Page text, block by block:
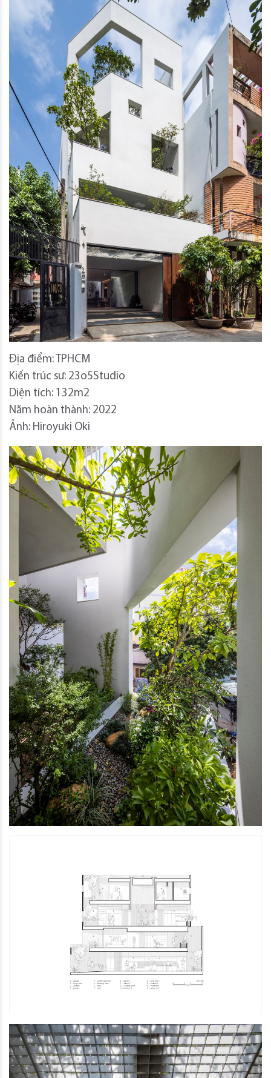
Địa điểm: TPHCM
Kiến trúc sư: 23o5Studio
Diện tích: 132m2
Năm hoàn thành: 2022
Ảnh: Hiroyuki Oki